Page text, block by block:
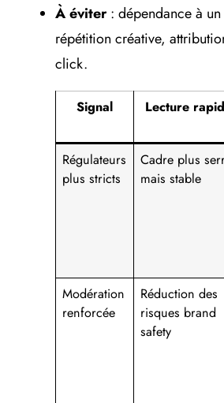
À éviter: dépendance à un
répétition créative,
click.
Signal Lecture
Régulateurs
plus stricts
Cadre plus
mais stable
Modération
renforcée
Réduction des
risques brand
safety